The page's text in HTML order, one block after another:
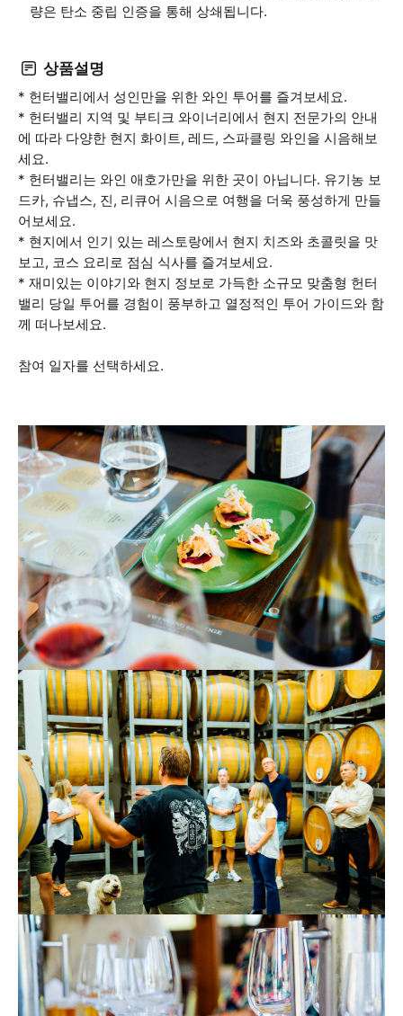
량은 탄소 중립 인증을 통해 상쇄됩니다.
상품설명
* 헌터밸리에서 성인만을 위한 와인 투어를 즐겨보세요.
* 헌터밸리 지역 및 부티크 와이너리에서 현지 전문가의 안내
에 따라 다양한 현지 화이트, 레드, 스파클링 와인을 시음해보
세요.
* 헌터밸리는 와인 애호가만을 위한 곳이 아닙니다. 유기농 보
드카, 슈냅스, 진, 리큐어 시음으로 여행을 더욱 풍성하게 만들
어보세요.
* 현지에서 인기 있는 레스토랑에서 현지 치즈와 초콜릿을 맛
보고, 코스 요리로 점심 식사를 즐겨보세요.
* 재미있는 이야기와 현지 정보로 가득한 소규모 맞춤형 헌터
밸리 당일 투어를 경험이 풍부하고 열정적인 투어 가이드와 함
께 떠나보세요.
참여 일자를 선택하세요.